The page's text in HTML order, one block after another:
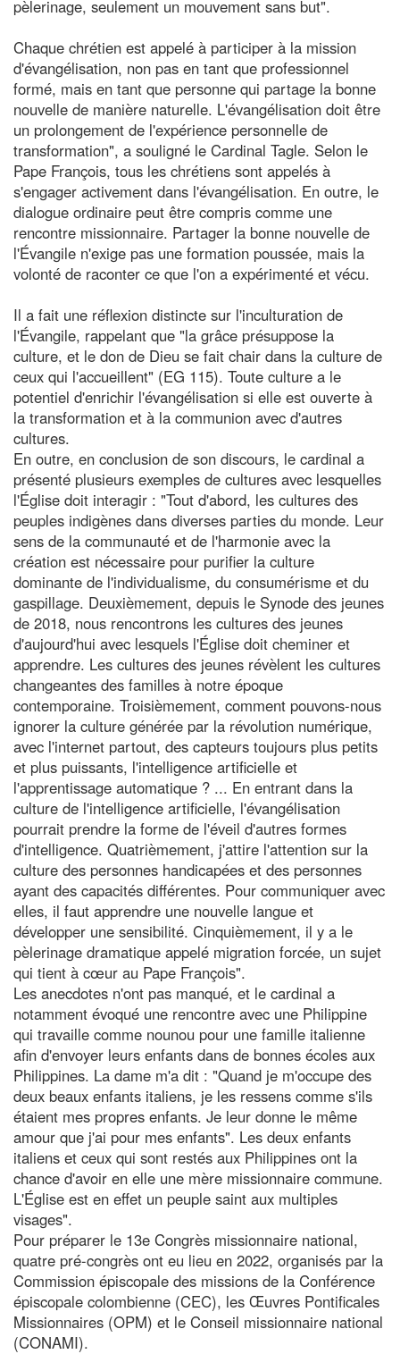
pèlerinage, seulement un mouvement sans but".
Chaque chrétien est appelé à participer à la mission
d'évangélisation, non pas en tant que professionnel
formé, mais en tant que personne qui partage la bonne
nouvelle de manière naturelle. L'évangélisation doit être
un prolongement de l'expérience personnelle de
transformation", a souligné le Cardinal Tagle. Selon le
Pape François, tous les chrétiens sont appelés à
s'engager activement dans l'évangélisation. En outre, le
dialogue ordinaire peut être compris comme une
rencontre missionnaire. Partager la bonne nouvelle de
l'Évangile n'exige pas une formation poussée, mais la
volonté de raconter ce que l'on a expérimenté et vécu.
Il a fait une réflexion distincte sur l'inculturation de
l'Évangile, rappelant que "la grâce présuppose la
culture, et le don de Dieu se fait chair dans la culture de
ceux qui l'accueillent" (EG 115). Toute culture a le
potentiel d'enrichir l'évangélisation si elle est ouverte à
la transformation et à la communion avec d'autres
cultures.
En outre, en conclusion de son discours, le cardinal a
présenté plusieurs exemples de cultures avec lesquelles
l'Église doit interagir : "Tout d'abord, les cultures des
peuples indigènes dans diverses parties du monde. Leur
sens de la communauté et de l'harmonie avec la
création est nécessaire pour purifier la culture
dominante de l'individualisme, du consumérisme et du
gaspillage. Deuxièmement, depuis le Synode des jeunes
de 2018, nous rencontrons les cultures des jeunes
d'aujourd'hui avec lesquels l'Église doit cheminer et
apprendre. Les cultures des jeunes révèlent les cultures
changeantes des familles à notre époque
contemporaine. Troisièmement, comment pouvons-nous
ignorer la culture générée par la révolution numérique,
avec l'internet partout, des capteurs toujours plus petits
et plus puissants, l'intelligence artificielle et
l'apprentissage automatique ? ... En entrant dans la
culture de l'intelligence artificielle, l'évangélisation
pourrait prendre la forme de l'éveil d'autres formes
d'intelligence. Quatrièmement, j'attire l'attention sur la
culture des personnes handicapées et des personnes
ayant des capacités différentes. Pour communiquer avec
elles, il faut apprendre une nouvelle langue et
développer une sensibilité. Cinquièmement, il y a le
pèlerinage dramatique appelé migration forcée, un sujet
qui tient à cœur au Pape François".
Les anecdotes n'ont pas manqué, et le cardinal a
notamment évoqué une rencontre avec une Philippine
qui travaille comme nounou pour une famille italienne
afin d'envoyer leurs enfants dans de bonnes écoles aux
Philippines. La dame m'a dit : "Quand je m'occupe des
deux beaux enfants italiens, je les ressens comme s'ils
étaient mes propres enfants. Je leur donne le même
amour que j'ai pour mes enfants". Les deux enfants
italiens et ceux qui sont restés aux Philippines ont la
chance d'avoir en elle une mère missionnaire commune.
L'Église est en effet un peuple saint aux multiples
visages".
Pour préparer le 13e Congrès missionnaire national,
quatre pré-congrès ont eu lieu en 2022, organisés par la
Commission épiscopale des missions de la Conférence
épiscopale colombienne (CEC), les Œuvres Pontificales
Missionnaires (OPM) et le Conseil missionnaire national
(CONAMI).